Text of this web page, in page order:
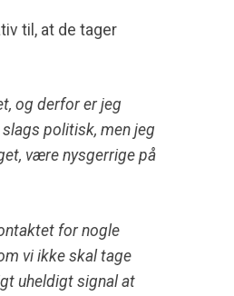
til, at de tager
og derfor er jeg
politisk, men jeg
være nysgerrige på
for nogle
vi ikke skal tage
uheldigt signal at